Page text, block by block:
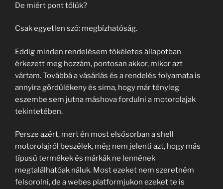
De miért pont tőlük?
Csak egyetlen szó: megbízhatóság.
Eddig minden rendelésem tökéletes állapotban
érkezett meg hozzám, pontosan akkor, mikor azt
vártam. Továbbá a vásárlás és a rendelés folyamata is
annyira gördülékeny és sima, hogy már tényleg
eszembe sem jutna máshova fordulni a motorolajak
tekintetében.
Persze azért, mert én most elsősorban a shell
motorolajról beszélek, még nem jelenti azt, hogy más
típusú termékek és márkák ne lennének
megtalálhatóak náluk. Most ezeket nem szeretném
felsorolni, de a webes platformjukon ezeket te is